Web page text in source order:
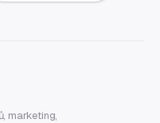
marketing,